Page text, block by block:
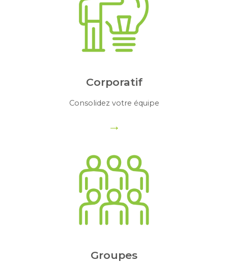
Corporatif
Consolidez votre équipe
→
Groupes